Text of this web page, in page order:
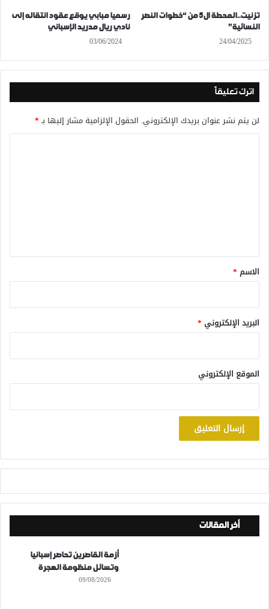
تزنيت..المحطة ال5 من “خطوات النصر
النسائية”
24/04/2025
رسميا مبابي يوقع عقود انتقاله إلى
نادي ريال مدريد الإسباني
03/06/2024
اترك تعليقاً
لن يتم نشر عنوان بريدك الإلكتروني. الحقول الإلزامية مشار إليها بـ*
*
الاسم *
البريد الإلكتروني *
الموقع الإلكتروني
أخر المقالات
أزمة القاصرين تحاصر إسبانيا
وتسائل منظومة الهجرة
09/08/2026